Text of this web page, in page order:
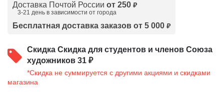
Доставка Почтой России от 250 ₽
3-21 день в зависимости от города
Бесплатная доставка заказов от 5 000 ₽
Скидка Скидка для студентов и членов Союза
художников 31 ₽
*Скидка не суммируется с другими акциями и скидками
магазина